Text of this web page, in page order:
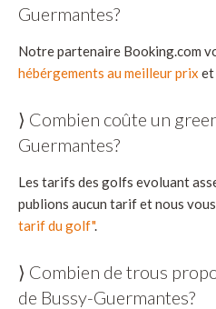
Guermantes?
Notre partenaire Booking.com
hébérgements au meilleur prix et
⟩ Combien coûte un
Guermantes?
Les tarifs des golfs evoluant
publions aucun tarif et nous
tarif du golf".
⟩ Combien de trous
de Bussy-Guermantes?